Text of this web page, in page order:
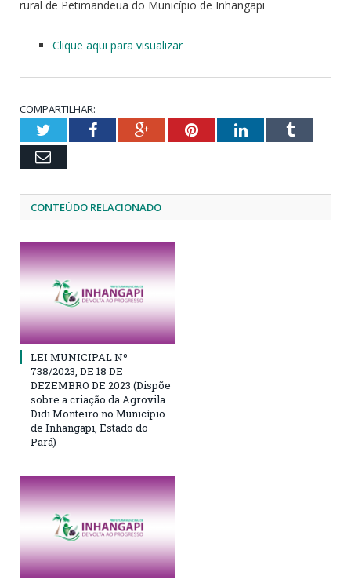
rural de Petimandeua do Município de Inhangapi
Clique aqui para visualizar
COMPARTILHAR:
TwitterFacebookGoogle+PinterestLinkedInTumblr
Email
CONTEÚDO RELACIONADO
LEI MUNICIPAL Nº
738/2023, DE 18 DE
DEZEMBRO DE 2023 (Dispõe
sobre a criação da Agrovila
Didi Monteiro no Município
de Inhangapi, Estado do
Pará)